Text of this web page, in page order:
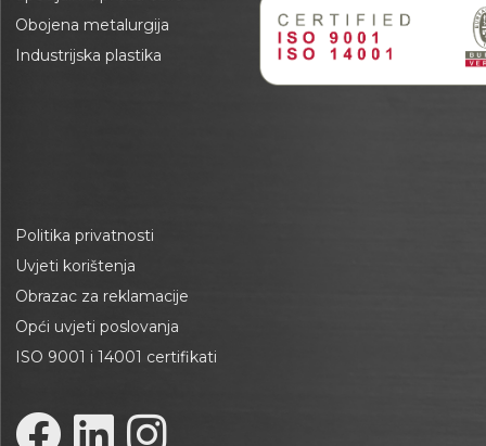
Obojena metalurgija
Industrijska plastika
Politika privatnosti
Uvjeti korištenja
Obrazac za reklamacije
Opći uvjeti poslovanja
ISO 9001 i 14001 certifikati